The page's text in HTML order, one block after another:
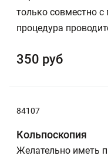
только совместно
процедура
350 руб
84107
Кольпоскопия
Желательно иметь